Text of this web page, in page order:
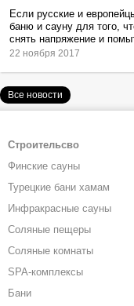
Если русские и
баню и сауну для того,
снять напряжение и
жители Японии идут туда
22 ноября 2017
Все новости
Строительсво
Финские сауны
Турецкие бани хамам
Инфракрасные сауны
Соляные пещеры
Соляные комнаты
SPA-комплексы
Бани